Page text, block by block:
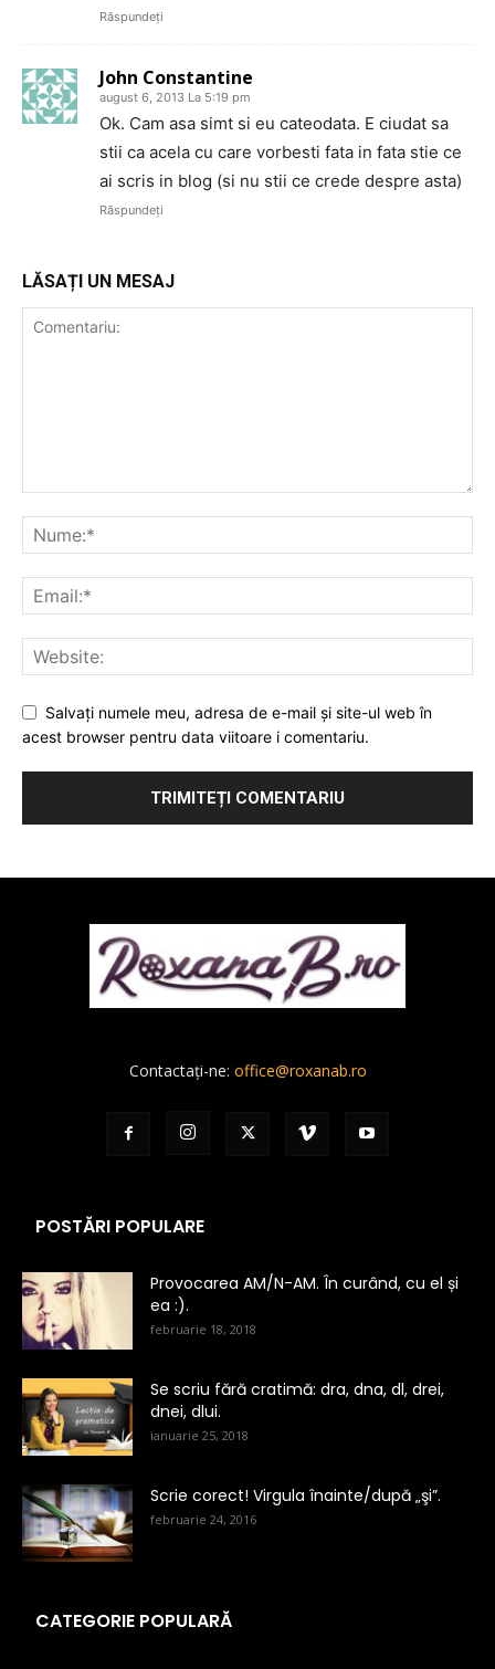
Răspundeți
John Constantine
august 6, 2013 La 5:19 pm
Ok. Cam asa simt si eu cateodata. E ciudat sa
stii ca acela cu care vorbesti fata in fata stie ce
ai scris in blog (si nu stii ce crede despre asta)
Răspundeți
LĂSAȚI UN MESAJ
Salvați numele meu, adresa de e-mail și site-ul web în
acest browser pentru data viitoare i comentariu.
Contactați-ne: office@roxanab.ro
POSTĂRI POPULARE
Provocarea AM/N-AM. În curând, cu el și
ea :).
februarie 18, 2018
Se scriu fără cratimă: dra, dna, dl, drei,
dnei, dlui.
ianuarie 25, 2018
Scrie corect! Virgula înainte/după „şi”.
februarie 24, 2016
CATEGORIE POPULARĂ